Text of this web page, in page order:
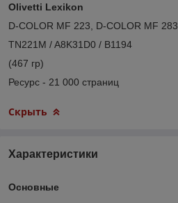
Olivetti Lexikon
D-COLOR MF 223, D-COLOR MF 283
TN221M / A8K31D0 / B1194
(467 гр)
Ресурс - 21 000 страниц
Скрыть
Характеристики
Основные